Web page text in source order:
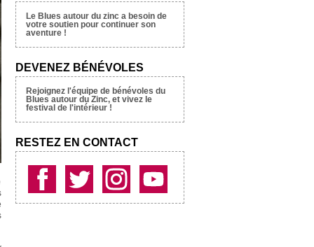
Le Blues autour du zinc a besoin de
votre soutien pour continuer son
aventure !
DEVENEZ BÉNÉVOLES
Rejoignez l'équipe de bénévoles du
Blues autour du Zinc, et vivez le
festival de l'intérieur !
RESTEZ EN CONTACT